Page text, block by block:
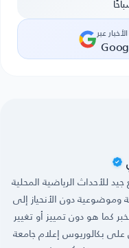
عبر
للأحداث الرياضية المحلية
وموضوعية دون الأنحياز إلى
كما هو دون تمييز أو تغيير
على بكالوريوس إعلام جامعة